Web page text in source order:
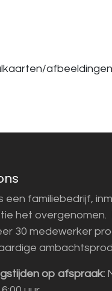
afbeeldingen
een familiebedrijf,
het overgenomen.
30 medewerker
op afspraak: